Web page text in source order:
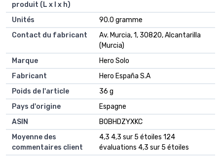
produit (L x l x h)
Unités
‎90.0 gramme
Contact du fabricant
‎Av. Murcia, 1, 30820, Alcantarilla
(Murcia)
Marque
‎Hero Solo
Fabricant
‎Hero España S.A
Poids de l'article
‎36 g
Pays d'origine
‎Espagne
ASIN
B0BHDZYXKC
Moyenne des
commentaires client
4,3 4,3 sur 5 étoiles 124
évaluations 4,3 sur 5 étoiles